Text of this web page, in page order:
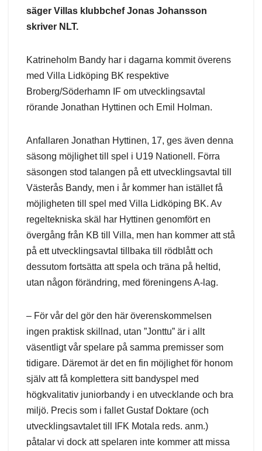
säger Villas klubbchef Jonas Johansson
skriver NLT.
Katrineholm Bandy har i dagarna kommit överens
med Villa Lidköping BK respektive
Broberg/Söderhamn IF om utvecklingsavtal
rörande Jonathan Hyttinen och Emil Holman.
Anfallaren Jonathan Hyttinen, 17, ges även denna
säsong möjlighet till spel i U19 Nationell. Förra
säsongen stod talangen på ett utvecklingsavtal till
Västerås Bandy, men i år kommer han istället få
möjligheten till spel med Villa Lidköping BK. Av
regeltekniska skäl har Hyttinen genomfört en
övergång från KB till Villa, men han kommer att stå
på ett utvecklingsavtal tillbaka till rödblått och
dessutom fortsätta att spela och träna på heltid,
utan någon förändring, med föreningens A-lag.
– För vår del gör den här överenskommelsen
ingen praktisk skillnad, utan ”Jonttu” är i allt
väsentligt vår spelare på samma premisser som
tidigare. Däremot är det en fin möjlighet för honom
själv att få komplettera sitt bandyspel med
högkvalitativ juniorbandy i en utvecklande och bra
miljö. Precis som i fallet Gustaf Doktare (och
utvecklingsavtalet till IFK Motala reds. anm.)
påtalar vi dock att spelaren inte kommer att missa